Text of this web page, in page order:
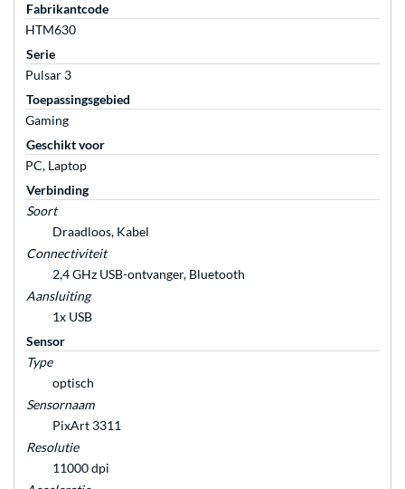
Fabrikantcode
HTM630
Serie
Pulsar 3
Toepassingsgebied
Gaming
Geschikt voor
PC, Laptop
Verbinding
Soort
Draadloos, Kabel
Connectiviteit
2,4 GHz USB-ontvanger, Bluetooth
Aansluiting
1x USB
Sensor
Type
optisch
Sensornaam
PixArt 3311
Resolutie
11000 dpi